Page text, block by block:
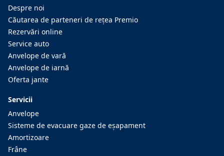
Despre noi
Căutarea de parteneri de reţea Premio
Rezervări online
Service auto
Anvelope de vară
Anvelope de iarnă
Oferta jante
Servicii
Anvelope
Sisteme de evacuare gaze de eşapament
Amortizoare
Frâne